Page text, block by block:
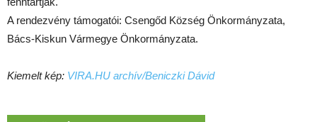
A rendezvény támogatói: Csengőd Község Önkormányzata,
Bács-Kiskun Vármegye Önkormányzata.
Kiemelt kép: VIRA.HU archív/Beniczki Dávid